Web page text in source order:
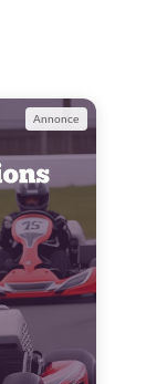
Annonce